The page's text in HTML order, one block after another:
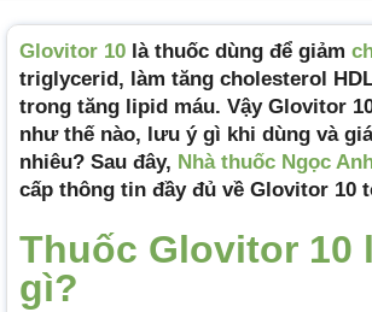
Glovitor 10 là thuốc dùng để giảm
triglycerid, làm tăng cholesterol
trong tăng lipid máu. Vậy Glovitor
như thế nào, lưu ý gì khi dùng và
nhiêu? Sau đây, Nhà thuốc Ngọc
cấp thông tin đầy đủ về Glovitor 10
Thuốc Glovitor 10
gì?